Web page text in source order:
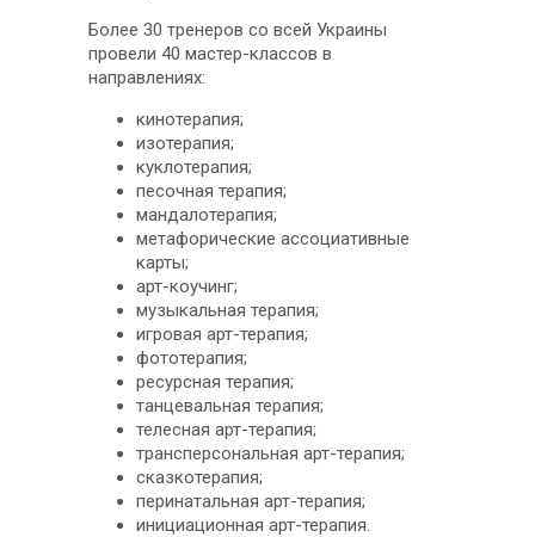
Более 30 тренеров со всей Украины
провели 40 мастер-классов в
направлениях:
кинотерапия;
изотерапия;
куклотерапия;
песочная терапия;
мандалотерапия;
метафорические ассоциативные
карты;
арт-коучинг;
музыкальная терапия;
игровая арт-терапия;
фототерапия;
ресурсная терапия;
танцевальная терапия;
телесная арт-терапия;
трансперсональная арт-терапия;
сказкотерапия;
перинатальная арт-терапия;
инициационная арт-терапия.